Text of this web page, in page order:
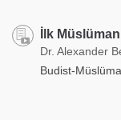
İlk
Dr. Alexander
Budist-